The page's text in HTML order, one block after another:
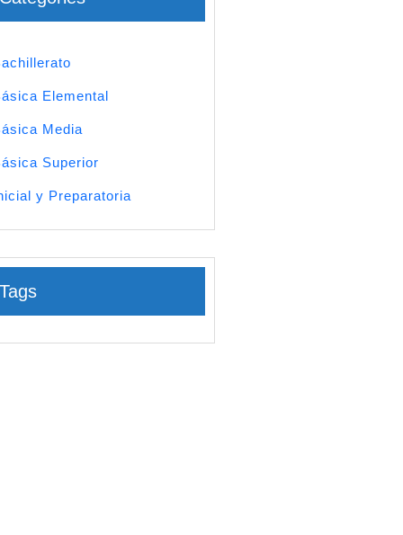
Elemental
Media
Superior
y Preparatoria
Tags